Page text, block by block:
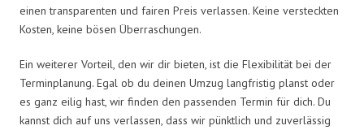
einen transparenten und fairen Preis verlassen. Keine versteckten
Kosten, keine bösen Überraschungen.
Ein weiterer Vorteil, den wir dir bieten, ist die Flexibilität bei der
Terminplanung. Egal ob du deinen Umzug langfristig planst oder
es ganz eilig hast, wir finden den passenden Termin für dich. Du
kannst dich auf uns verlassen, dass wir pünktlich und zuverlässig